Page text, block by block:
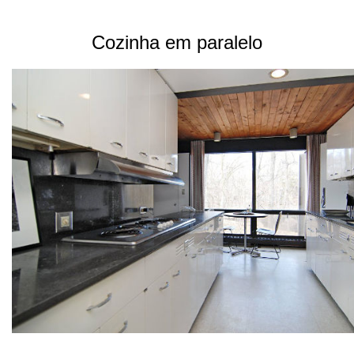
Cozinha em paralelo